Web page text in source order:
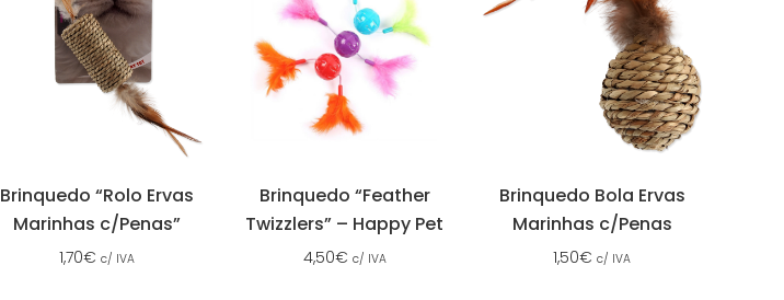
Brinquedo “Rolo Ervas
Marinhas c/Penas”
1,70€ c/ IVA
Brinquedo “Feather
Twizzlers” – Happy Pet
4,50€ c/ IVA
Brinquedo Bola Ervas
Marinhas c/Penas
1,50€ c/ IVA